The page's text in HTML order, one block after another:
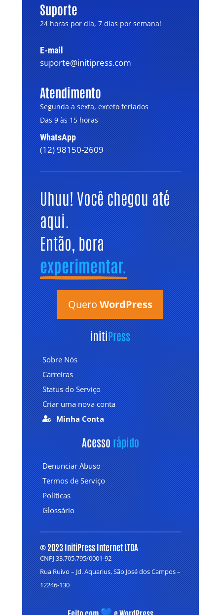
Suporte
24 horas por dia, 7 dias por semana!
E-mail
suporte@initipress.com
Atendimento
Segunda a sexta, exceto feriados
Das 9 às 15 horas
WhatsApp
(12) 98150-2609
Uhuu! Você chegou até
aqui.
Então, bora
experimentar.
Quero WordPress
initiPress
Sobre Nós
Carreiras
Status do Serviço
Criar uma nova conta
 Minha Conta
Acesso rápido
Denunciar Abuso
Termos de Serviço
Políticas
Glossário
© 2023 InitiPress Internet LTDA
CNPJ 33.705.795/0001-92
Rua Ruivo – Jd. Aquarius, São José dos Campos –
12246-130
Feito com e WordPress